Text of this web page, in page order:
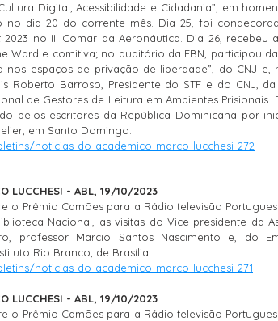
Digital, Acessibilidade e Cidadania”, em
no dia 20 do corrente mês. Dia 25, foi
no III Comar da Aeronáutica. Dia 26, recebeu
Ward e comitiva; no auditório da FBN, participou
nos espaços de privação de liberdade”, do CNJ e,
Roberto Barroso, Presidente do STF e do CNJ,
de Gestores de Leitura em Ambientes Prisionais.
pelos escritores da República Dominicana por
em Santo Domingo.
noticias-do-academico-marco-lucchesi-272
LUCCHESI - ABL, 19/10/2023
o Prêmio Camões para a Rádio televisão
Nacional, as visitas do Vice-presidente da
professor Marcio Santos Nascimento e, do
Rio Branco, de Brasília.​
noticias-do-academico-marco-lucchesi-271
LUCCHESI - ABL, 19/10/2023
o Prêmio Camões para a Rádio televisão